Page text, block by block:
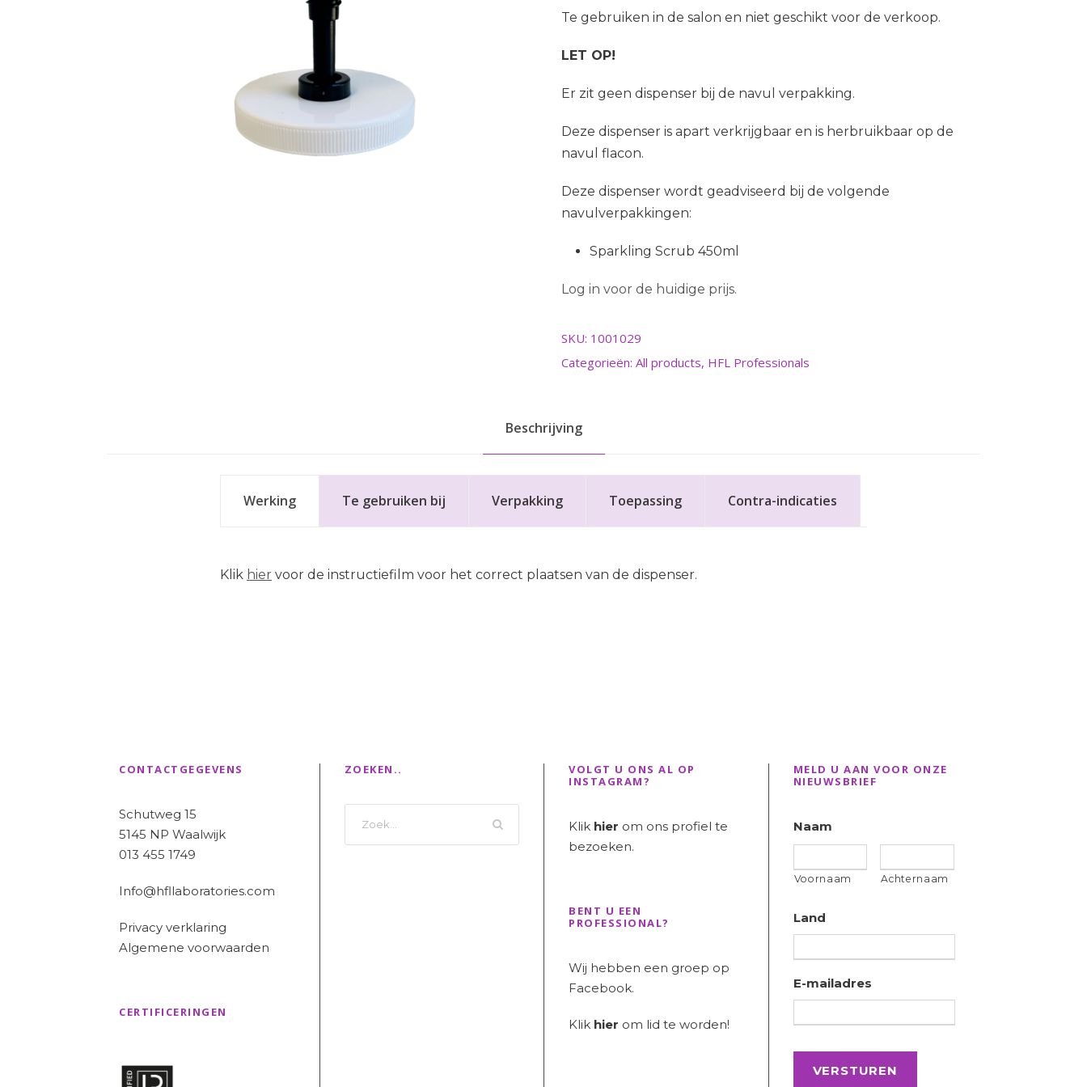
Te gebruiken in de salon en niet geschikt voor de verkoop.
LET OP!
Er zit geen dispenser bij de navul verpakking.
Deze dispenser is apart verkrijgbaar en is herbruikbaar op de
navul flacon.
Deze dispenser wordt geadviseerd bij de volgende
navulverpakkingen:
Sparkling Scrub 450ml
Log in voor de huidige prijs.
SKU: 1001029
Categorieën: All products, HFL Professionals
Beschrijving
Werking Te gebruiken bij Verpakking Toepassing Contra-indicaties
Klik hier voor de instructiefilm voor het correct plaatsen van de dispenser.
CONTACTGEGEVENS
Schutweg 15
5145 NP Waalwijk
013 455 1749
Info@hfllaboratories.com
Privacy verklaring
Algemene voorwaarden
CERTIFICERINGEN
ZOEKEN..
VOLGT U ONS AL OP
INSTAGRAM?
Klik hier om ons profiel te
bezoeken.
BENT U EEN
PROFESSIONAL?
Wij hebben een groep op
Facebook.
Klik hier om lid te worden!
MELD U AAN VOOR ONZE
NIEUWSBRIEF
Naam
Voornaam Achternaam
Land
E-mailadres